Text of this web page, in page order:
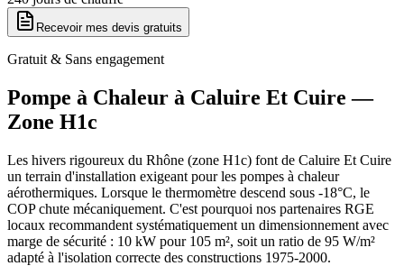
Recevoir mes devis gratuits
Gratuit & Sans engagement
Pompe à Chaleur à Caluire Et Cuire —
Zone H1c
Les hivers rigoureux du Rhône (zone H1c) font de Caluire Et Cuire
un terrain d'installation exigeant pour les pompes à chaleur
aérothermiques. Lorsque le thermomètre descend sous -18°C, le
COP chute mécaniquement. C'est pourquoi nos partenaires RGE
locaux recommandent systématiquement un dimensionnement avec
marge de sécurité : 10 kW pour 105 m², soit un ratio de 95 W/m²
adapté à l'isolation correcte des constructions 1975-2000.